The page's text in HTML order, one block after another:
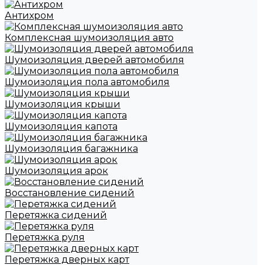
Антихром
Комплексная шумоизоляция авто
Шумоизоляция дверей автомобиля
Шумоизоляция пола автомобиля
Шумоизоляция крыши
Шумоизоляция капота
Шумоизоляция багажника
Шумоизоляция арок
Восстановление сидений
Перетяжка сидений
Перетяжка руля
Перетяжка дверных карт